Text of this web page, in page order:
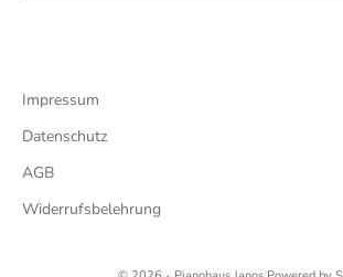
Impressum
Datenschutz
AGB
Widerrufsbelehrung